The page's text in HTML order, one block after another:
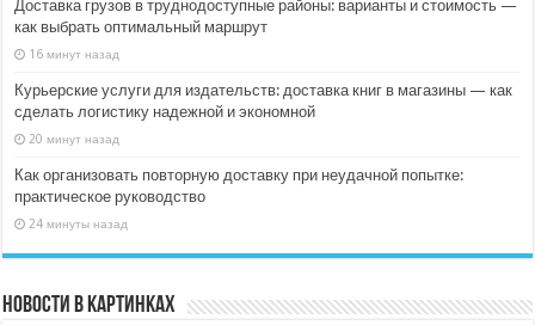
Доставка грузов в труднодоступные районы: варианты и стоимость —
как выбрать оптимальный маршрут
16 минут назад
Курьерские услуги для издательств: доставка книг в магазины — как
сделать логистику надежной и экономной
20 минут назад
Как организовать повторную доставку при неудачной попытке:
практическое руководство
24 минуты назад
Новости в картинках